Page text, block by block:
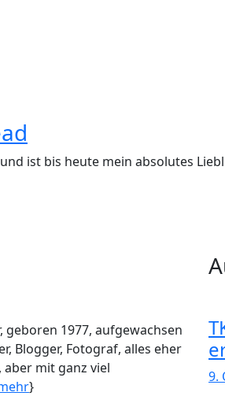
ist bis heute mein absolutes
geboren 1977, aufgewachsen
Blogger, Fotograf, alles eher
mit ganz viel
}
9.